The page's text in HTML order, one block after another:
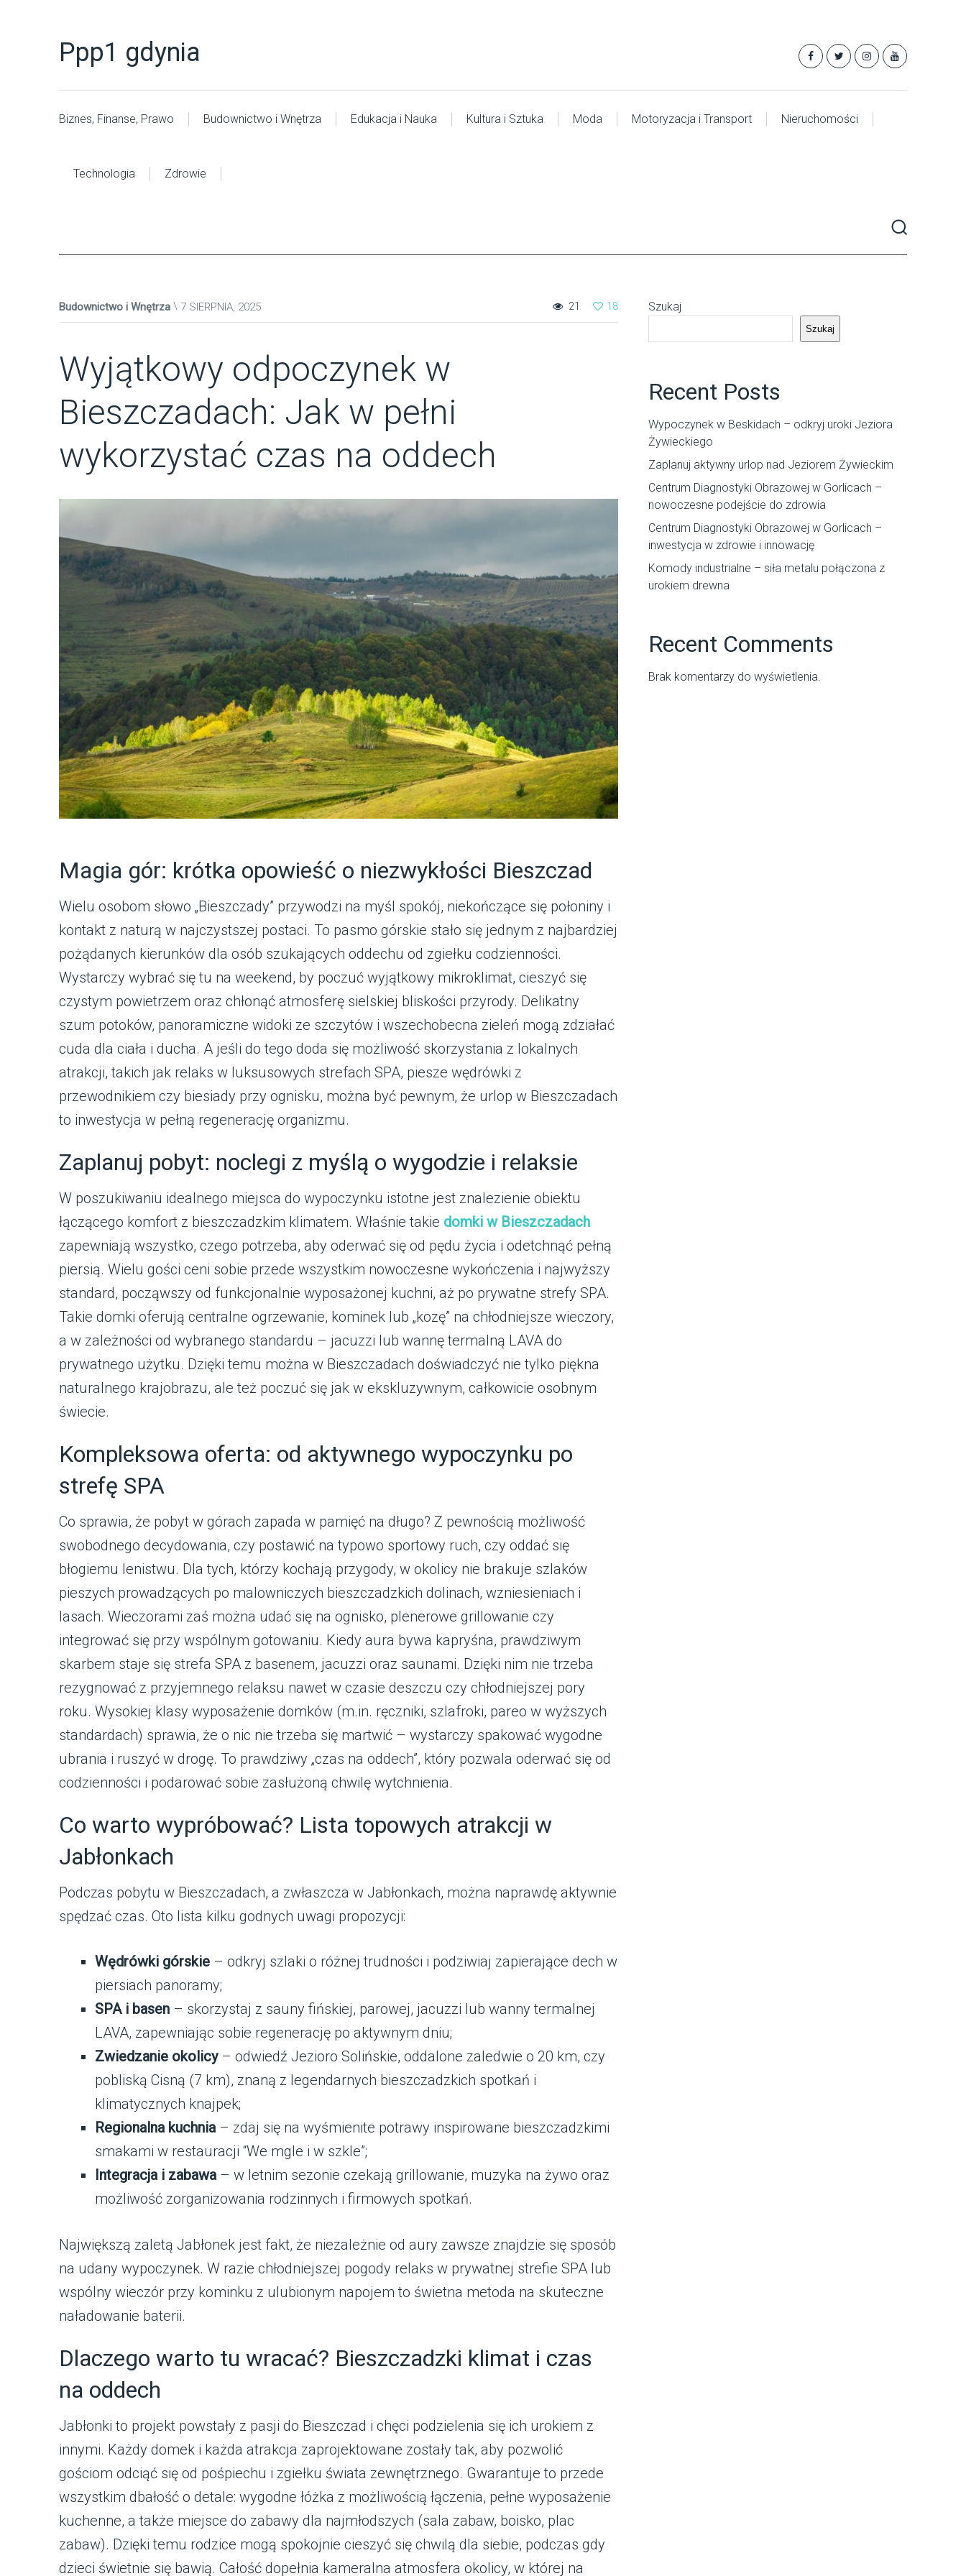
Ppp1 gdynia
Biznes, Finanse, Prawo Budownictwo i Wnętrza Edukacja i Nauka Kultura i Sztuka Moda Motoryzacja i Transport Nieruchomości
Technologia Zdrowie
Budownictwo i Wnętrza 7 SIERPNIA, 2025 18
21
Wyjątkowy odpoczynek w
Bieszczadach: Jak w pełni
wykorzystać czas na oddech
Magia gór: krótka opowieść o niezwykłości Bieszczad
Wielu osobom słowo „Bieszczady” przywodzi na myśl spokój, niekończące się połoniny i
kontakt z naturą w najczystszej postaci. To pasmo górskie stało się jednym z najbardziej
pożądanych kierunków dla osób szukających oddechu od zgiełku codzienności.
Wystarczy wybrać się tu na weekend, by poczuć wyjątkowy mikroklimat, cieszyć się
czystym powietrzem oraz chłonąć atmosferę sielskiej bliskości przyrody. Delikatny
szum potoków, panoramiczne widoki ze szczytów i wszechobecna zieleń mogą zdziałać
cuda dla ciała i ducha. A jeśli do tego doda się możliwość skorzystania z lokalnych
atrakcji, takich jak relaks w luksusowych strefach SPA, piesze wędrówki z
przewodnikiem czy biesiady przy ognisku, można być pewnym, że urlop w Bieszczadach
to inwestycja w pełną regenerację organizmu.
Zaplanuj pobyt: noclegi z myślą o wygodzie i relaksie
W poszukiwaniu idealnego miejsca do wypoczynku istotne jest znalezienie obiektu
łączącego komfort z bieszczadzkim klimatem. Właśnie takie domki w Bieszczadach
zapewniają wszystko, czego potrzeba, aby oderwać się od pędu życia i odetchnąć pełną
piersią. Wielu gości ceni sobie przede wszystkim nowoczesne wykończenia i najwyższy
standard, począwszy od funkcjonalnie wyposażonej kuchni, aż po prywatne strefy SPA.
Takie domki oferują centralne ogrzewanie, kominek lub „kozę” na chłodniejsze wieczory,
a w zależności od wybranego standardu – jacuzzi lub wannę termalną LAVA do
prywatnego użytku. Dzięki temu można w Bieszczadach doświadczyć nie tylko piękna
naturalnego krajobrazu, ale też poczuć się jak w ekskluzywnym, całkowicie osobnym
świecie.
Kompleksowa oferta: od aktywnego wypoczynku po
strefę SPA
Co sprawia, że pobyt w górach zapada w pamięć na długo? Z pewnością możliwość
swobodnego decydowania, czy postawić na typowo sportowy ruch, czy oddać się
błogiemu lenistwu. Dla tych, którzy kochają przygody, w okolicy nie brakuje szlaków
pieszych prowadzących po malowniczych bieszczadzkich dolinach, wzniesieniach i
lasach. Wieczorami zaś można udać się na ognisko, plenerowe grillowanie czy
integrować się przy wspólnym gotowaniu. Kiedy aura bywa kapryśna, prawdziwym
skarbem staje się strefa SPA z basenem, jacuzzi oraz saunami. Dzięki nim nie trzeba
rezygnować z przyjemnego relaksu nawet w czasie deszczu czy chłodniejszej pory
roku. Wysokiej klasy wyposażenie domków (m.in. ręczniki, szlafroki, pareo w wyższych
standardach) sprawia, że o nic nie trzeba się martwić – wystarczy spakować wygodne
ubrania i ruszyć w drogę. To prawdziwy „czas na oddech”, który pozwala oderwać się od
codzienności i podarować sobie zasłużoną chwilę wytchnienia.
Co warto wypróbować? Lista topowych atrakcji w
Jabłonkach
Podczas pobytu w Bieszczadach, a zwłaszcza w Jabłonkach, można naprawdę aktywnie
spędzać czas. Oto lista kilku godnych uwagi propozycji:
Wędrówki górskie – odkryj szlaki o różnej trudności i podziwiaj zapierające dech w
piersiach panoramy;
SPA i basen – skorzystaj z sauny fińskiej, parowej, jacuzzi lub wanny termalnej
LAVA, zapewniając sobie regenerację po aktywnym dniu;
Zwiedzanie okolicy– odwiedź Jezioro Solińskie, oddalone zaledwie o 20 km, czy
pobliską Cisną (7 km), znaną z legendarnych bieszczadzkich spotkań i
klimatycznych knajpek;
Regionalna kuchnia – zdaj się na wyśmienite potrawy inspirowane bieszczadzkimi
smakami w restauracji “We mgle i w szkle”;
Integracja i zabawa – w letnim sezonie czekają grillowanie, muzyka na żywo oraz
możliwość zorganizowania rodzinnych i firmowych spotkań.
Największą zaletą Jabłonek jest fakt, że niezależnie od aury zawsze znajdzie się sposób
na udany wypoczynek. W razie chłodniejszej pogody relaks w prywatnej strefie SPA lub
wspólny wieczór przy kominku z ulubionym napojem to świetna metoda na skuteczne
naładowanie baterii.
Dlaczego warto tu wracać? Bieszczadzki klimat i czas
na oddech
Jabłonki to projekt powstały z pasji do Bieszczad i chęci podzielenia się ich urokiem z
innymi. Każdy domek i każda atrakcja zaprojektowane zostały tak, aby pozwolić
gościom odciąć się od pośpiechu i zgiełku świata zewnętrznego. Gwarantuje to przede
wszystkim dbałość o detale: wygodne łóżka z możliwością łączenia, pełne wyposażenie
kuchenne, a także miejsce do zabawy dla najmłodszych (sala zabaw, boisko, plac
zabaw). Dzięki temu rodzice mogą spokojnie cieszyć się chwilą dla siebie, podczas gdy
dzieci świetnie się bawią. Całość dopełnia kameralna atmosfera okolicy, w której na
Szukaj
Szukaj
Recent Posts
Wypoczynek w Beskidach – odkryj uroki Jeziora
Żywieckiego
Zaplanuj aktywny urlop nad Jeziorem Żywieckim
Centrum Diagnostyki Obrazowej w Gorlicach –
nowoczesne podejście do zdrowia
Centrum Diagnostyki Obrazowej w Gorlicach –
inwestycja w zdrowie i innowację
Komody industrialne – siła metalu połączona z
urokiem drewna
Recent Comments
Brak komentarzy do wyświetlenia.